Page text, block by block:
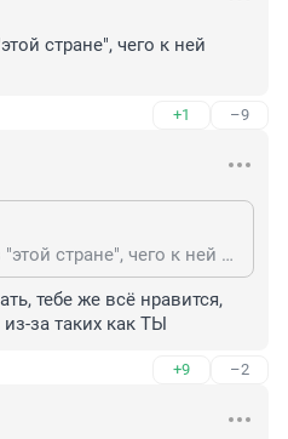
стране", чего к ней
+1 –9
Чего держит, Шурик, в "этой стране", чего к ней прилип?
тебе же всё нравится,
за таких как ТЫ
+9 –2